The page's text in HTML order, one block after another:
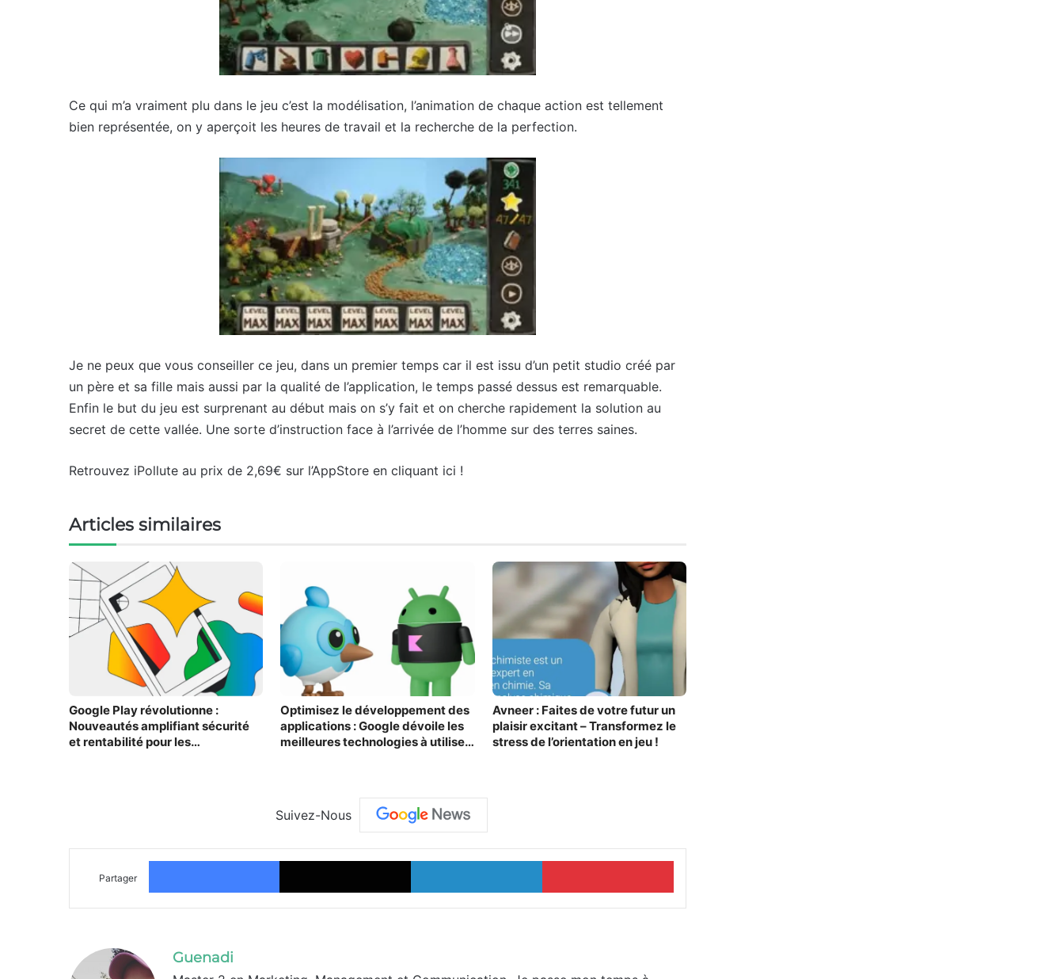
Ce qui m’a vraiment plu dans le jeu c’est la modélisation, l’animation de chaque action est tellement
bien représentée, on y aperçoit les heures de travail et la recherche de la perfection.
Je ne peux que vous conseiller ce jeu, dans un premier temps car il est issu d’un petit studio créé par
un père et sa fille mais aussi par la qualité de l’application, le temps passé dessus est remarquable.
Enfin le but du jeu est surprenant au début mais on s’y fait et on cherche rapidement la solution au
secret de cette vallée. Une sorte d’instruction face à l’arrivée de l’homme sur des terres saines.
Retrouvez iPollute au prix de 2,69€ sur l’AppStore en cliquant ici !
Articles similaires
Google Play révolutionne :
Nouveautés amplifiant sécurité
et rentabilité pour les
Optimisez le développement des
applications : Google dévoile les
meilleures technologies à utiliser
Avneer : Faites de votre futur un
plaisir excitant – Transformez le
stress de l’orientation en jeu !
Suivez-Nous
Partager
Facebook X Linkedin
Guenadi